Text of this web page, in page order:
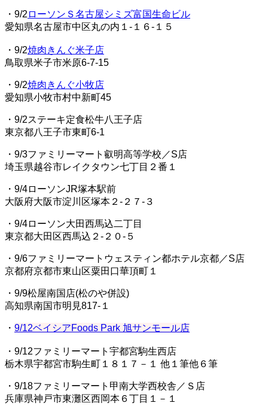
・9/2 ローソンＳ名古屋シミズ富国生命ビル
愛知県名古屋市中区丸の内１‐１６‐１５
・9/2焼肉きんぐ米子店
鳥取県米子市米原6-7-15
・9/2焼肉きんぐ小牧店
愛知県小牧市村中新町45
・9/2ステーキ定食松牛八王子店
東京都八王子市東町6-1
・9/3ファミリーマート叡明高等学校／S店
埼玉県越谷市レイクタウン七丁目２番１
・9/4ローソンJR塚本駅前
大阪府大阪市淀川区塚本２‐２７‐３
・9/4ローソン大田西馬込二丁目
東京都大田区西馬込２‐２０‐５
・9/6ファミリーマートウェスティン都ホテル京都／S店
京都府京都市東山区粟田口華頂町１
・9/9松屋南国店(松のや併設)
高知県南国市明見817‐１
・ 9/12ベイシアFoods Park 旭サンモール店
・9/12ファミリーマート宇都宮駒生西店
栃木県宇都宮市駒生町１８１７－１ 他１筆他６筆
・9/18ファミリーマート甲南大学西校舎／Ｓ店
兵庫県神戸市東灘区西岡本６丁目１－１